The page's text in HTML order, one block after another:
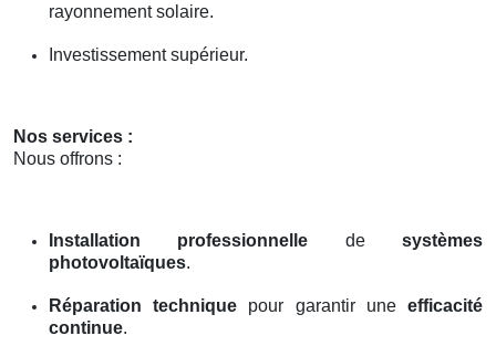
rayonnement solaire.
Investissement supérieur.
Nos services :
Nous offrons :
Installation professionnelle desystèmes
photovoltaïques.
Réparation technique pour garantir uneefficacité
continue.